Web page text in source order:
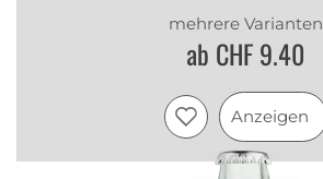
mehrere Varianten
ab CHF 9.40
Anzeigen